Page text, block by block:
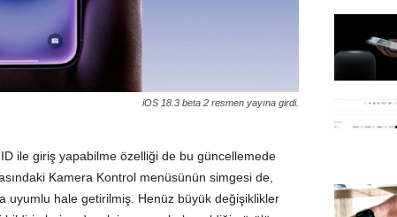
iOS 18.3 beta 2 resmen yayına girdi.
ile giriş yapabilme özelliği de bu güncellemede
Kamera Kontrol menüsünün simgesi de,
uyumlu hale getirilmiş. Henüz büyük değişiklikler